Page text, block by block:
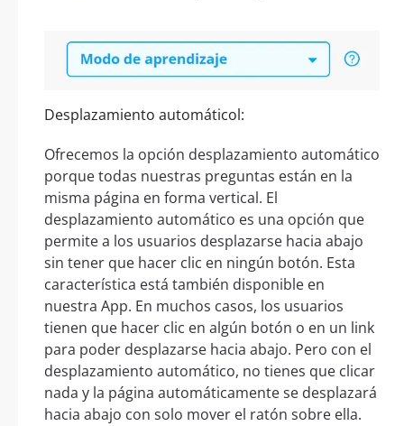
Desplazamiento automáticol:
Ofrecemos la opción desplazamiento automático
porque todas nuestras preguntas están en la
misma página en forma vertical. El
desplazamiento automático es una opción que
permite a los usuarios desplazarse hacia abajo
sin tener que hacer clic en ningún botón. Esta
característica está también disponible en
nuestra App. En muchos casos, los usuarios
tienen que hacer clic en algún botón o en un link
para poder desplazarse hacia abajo. Pero con el
desplazamiento automático, no tienes que clicar
nada y la página automáticamente se desplazará
hacia abajo con solo mover el ratón sobre ella.